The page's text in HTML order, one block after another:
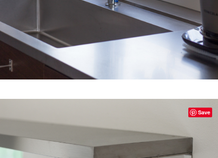
Save